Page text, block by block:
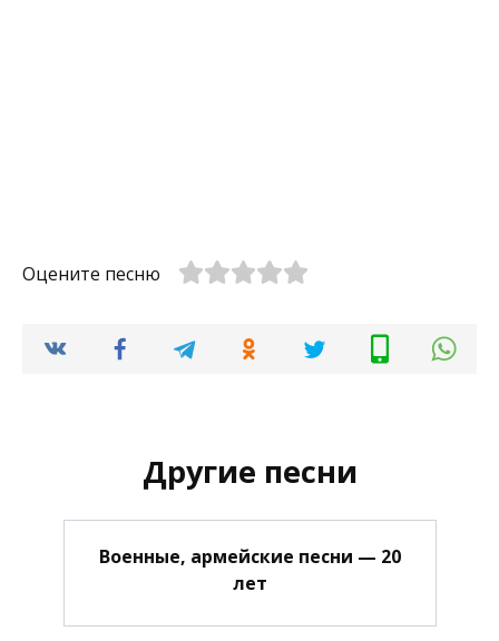
Оцените песню
Другие песни
Военные, армейские песни — 20
лет